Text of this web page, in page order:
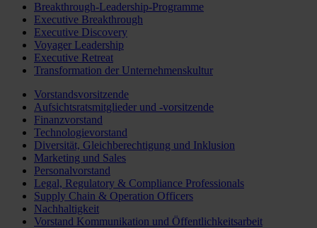
Breakthrough-Leadership-Programme
Executive Breakthrough
Executive Discovery
Voyager Leadership
Executive Retreat
Transformation der Unternehmenskultur
Vorstandsvorsitzende
Aufsichtsratsmitglieder und -vorsitzende
Finanzvorstand
Technologievorstand
Diversität, Gleichberechtigung und Inklusion
Marketing und Sales
Personalvorstand
Legal, Regulatory & Compliance Professionals
Supply Chain & Operation Officers
Nachhaltigkeit
Vorstand Kommunikation und Öffentlichkeitsarbeit